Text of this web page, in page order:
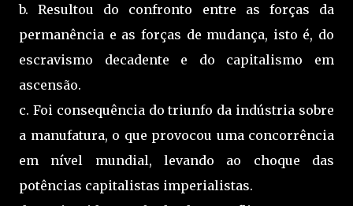
b. Resultou do confronto entre as forças da
permanência e as forças de mudança, isto é, do
escravismo decadente e do capitalismo em
ascensão.
c. Foi consequência do triunfo da indústria sobre
a manufatura, o que provocou uma concorrência
em nível mundial, levando ao choque das
potências capitalistas imperialistas.